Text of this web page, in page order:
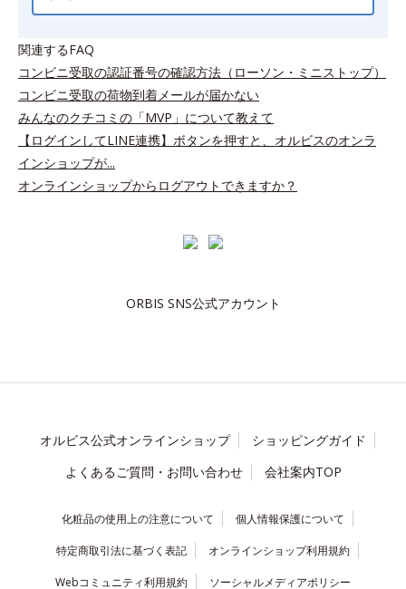
関連するFAQ
コンビニ受取の認証番号の確認方法（ローソン・ミニストップ）
コンビニ受取の荷物到着メールが届かない
みんなのクチコミの「MVP」について教えて
【ログインしてLINE連携】ボタンを押すと、オルビスのオンラ
インショップが...
オンラインショップからログアウトできますか？
ORBIS SNS公式アカウント
オルビス公式オンラインショップ
ショッピングガイド
よくあるご質問・お問い合わせ
会社案内TOP
化粧品の使用上の注意について 個人情報保護について
特定商取引法に基づく表記 オンラインショップ利用規約
Webコミュニティ利用規約 ソーシャルメディアポリシー